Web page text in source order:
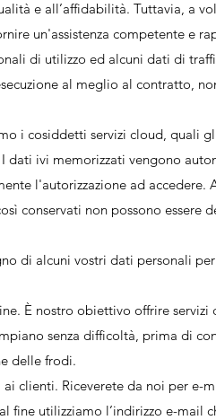
e all’affidabilità. Tuttavia, a
un'assistenza competente e
di utilizzo ed alcuni dati di
al meglio al contratto,
i cosiddetti servizi cloud, quali
ivi memorizzati vengono
l'autorizzazione ad
conservati non possono essere
di alcuni vostri dati personali
È nostro obiettivo offrire
senza difficoltà, prima di
delle frodi.
clienti. Riceverete da noi per e-
fine utilizziamo l’indirizzo e-